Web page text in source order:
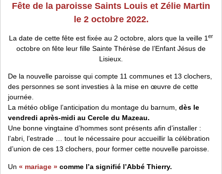
Fête de la paroisse Saints Louis et Zélie Martin
le 2 octobre 2022.
La date de cette fête est fixée au 2 octobre, alors que la veille 1 er
octobre on fête leur fille Sainte Thérèse de l’Enfant Jésus de
Lisieux.
De la nouvelle paroisse qui compte 11 communes et 13 clochers,
des personnes se sont investies à la mise en œuvre de cette
journée.
La météo oblige l’anticipation du montage du barnum, dès le
vendredi après-midi au Cercle du Mazeau.
Une bonne vingtaine d’hommes sont présents afin d’installer :
l’abri, l’estrade … tout le nécessaire pour accueillir la célébration
d’union de ces 13 clochers, pour former cette nouvelle paroisse.
Un « mariage » comme l’a signifié l’Abbé Thierry.